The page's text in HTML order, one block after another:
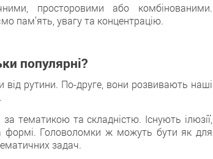
просторовими або комбінованими.
пам’ять, увагу та концентрацію.
популярні?
рутини. По-друге, вони розвивають наші
тематикою та складністю. Існують ілюзії,
формі. Головоломки ж можуть бути як для
задач.